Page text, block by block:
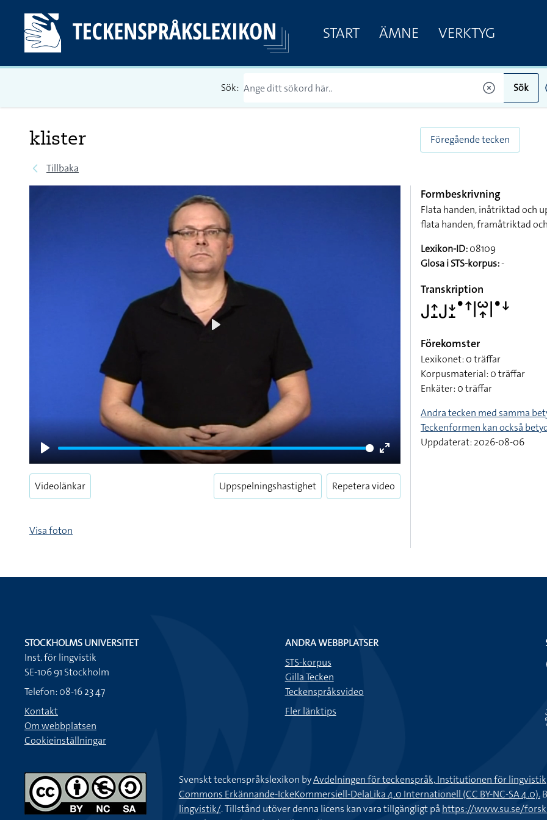
START ÄMNE VERKTYG
Sök: Sök
klister
Tillbaka
Föregående tecken
Play
Enter
fullscreen
Videolänkar Uppspelningshastighet Repetera video
Visa foton
Formbeskrivning
Flata handen, inåtriktad och
flata handen, framåtriktad
Lexikon-ID:08109
Glosa i STS-korpus:-
Transkription
􌤢􌤴􌤸􌤢􌥕􌤸􌤟􌦃􌥼􌥱􌥾􌥼􌤟􌦄
Förekomster
Lexikonet: 0 träffar
Korpusmaterial: 0 träffar
Enkäter: 0 träffar
Andra tecken med samma
Teckenformen kan också
Uppdaterat: 2026-08-06
STOCKHOLMS UNIVERSITET
Inst. för lingvistik
SE-106 91 Stockholm
Telefon: 08-16 23 47
Kontakt
Om webbplatsen
Cookieinställningar
ANDRA WEBBPLATSER
STS-korpus
Gilla Tecken
Teckenspråksvideo
Fler länktips
Svenskt teckenspråkslexikon byAvdelningen för teckenspråk, Institutionen för
Commons Erkännande-IckeKommersiell-DelaLika 4.0 Internationell (CC BY-NC-SA 4.0).
lingvistik/. Tillstånd utöver denna licens kan vara tillgängligt på https://www.su.se/